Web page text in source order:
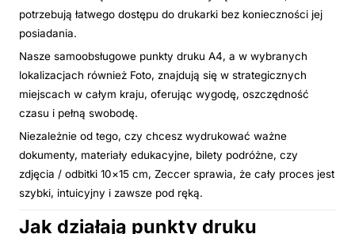
potrzebują łatwego dostępu do drukarki bez konieczności jej
posiadania.
Nasze samoobsługowe punkty druku A4, a w wybranych
lokalizacjach również Foto, znajdują się w strategicznych
miejscach w całym kraju, oferując wygodę, oszczędność
czasu i pełną swobodę.
Niezależnie od tego, czy chcesz wydrukować ważne
dokumenty, materiały edukacyjne, bilety podróżne, czy
zdjęcia / odbitki 10×15 cm, Zeccer sprawia, że cały proces jest
szybki, intuicyjny i zawsze pod ręką.
Jak działają punkty druku